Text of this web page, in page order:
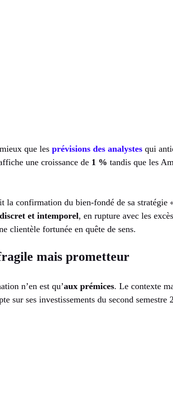
que les prévisions des analystes qui
une croissance de 1 % tandis que les
la confirmation du bien-fondé de sa stratégie
et intemporel, en rupture avec les
clientèle fortunée en quête de sens.
mais prometteur
n’en est qu’aux prémices. Le contexte
sur ses investissements du second